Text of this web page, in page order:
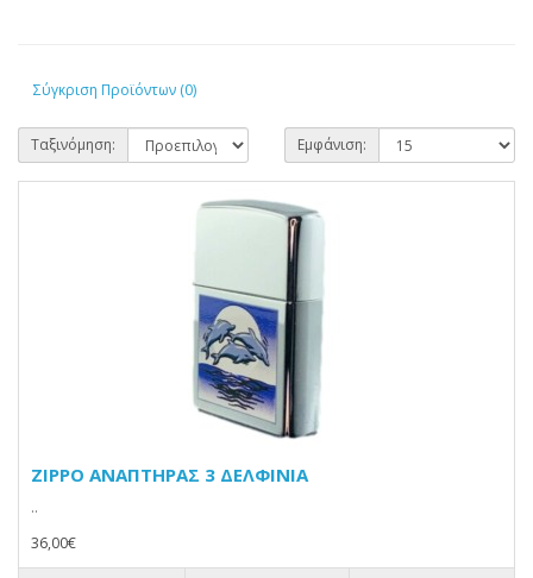
Σύγκριση Προϊόντων (0)
Ταξινόμηση: Εμφάνιση:
ZIPPO ΑΝΑΠΤΗΡΑΣ 3 ΔΕΛΦΙΝΙΑ
..
36,00€